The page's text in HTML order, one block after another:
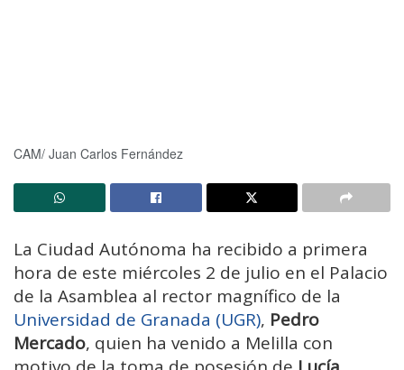
CAM/ Juan Carlos Fernández
La Ciudad Autónoma ha recibido a primera
hora de este miércoles 2 de julio en el Palacio
de la Asamblea al rector magnífico de la
Universidad de Granada (UGR), Pedro
Mercado, quien ha venido a Melilla con